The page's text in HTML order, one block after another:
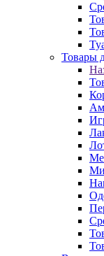
Товары